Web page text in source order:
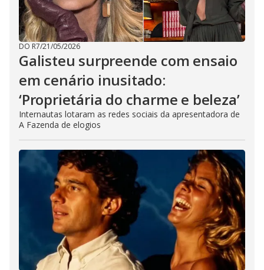
DO R7/21/05/2026
Galisteu surpreende com ensaio
em cenário inusitado:
‘Proprietária do charme e beleza’
Internautas lotaram as redes sociais da apresentadora de
A Fazenda de elogios